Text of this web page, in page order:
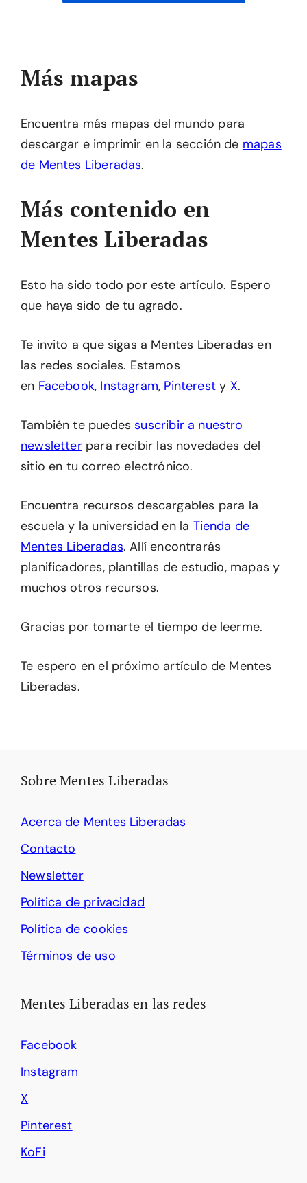
Más mapas
Encuentra más mapas del mundo para
descargar e imprimir en la sección de mapas
de Mentes Liberadas.
Más contenido en
Mentes Liberadas
Esto ha sido todo por este artículo. Espero
que haya sido de tu agrado.
Te invito a que sigas a Mentes Liberadas en
las redes sociales. Estamos
en Facebook, Instagram, Pinteresty X.
También te puedessuscribir a nuestro
newsletterpara recibir las novedades del
sitio en tu correo electrónico.
Encuentra recursos descargables para la
escuela y la universidad en la Tienda de
Mentes Liberadas. Allí encontrarás
planificadores, plantillas de estudio, mapas y
muchos otros recursos.
Gracias por tomarte el tiempo de leerme.
Te espero en el próximo artículo de Mentes
Liberadas.
Sobre Mentes Liberadas
Acerca de Mentes Liberadas
Contacto
Newsletter
Política de privacidad
Política de cookies
Términos de uso
Mentes Liberadas en las redes
Facebook
Instagram
X
Pinterest
KoFi